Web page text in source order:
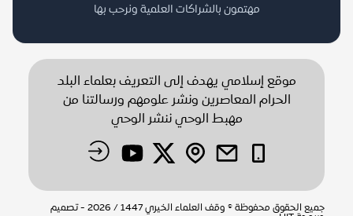
مهتمون بالشراكات العلمية ونرحب بها
موقع إسلامي يهدف إلى التعريف بعلماء البلد
الحرام المعاصرين ونشر علومهم ورسالتنا من
مهبط الوحي ننشر الوحي
جميع الحقوق محفوظة © وقف العلماء الخيري 1447 / 2026 - تصميم